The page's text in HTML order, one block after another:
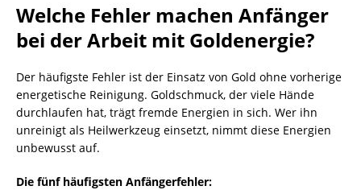
Welche Fehler machen Anfänger
bei der Arbeit mit Goldenergie?
Der häufigste Fehler ist der Einsatz von Gold ohne vorherige
energetische Reinigung. Goldschmuck, der viele Hände
durchlaufen hat, trägt fremde Energien in sich. Wer ihn
unreinigt als Heilwerkzeug einsetzt, nimmt diese Energien
unbewusst auf.
Die fünf häufigsten Anfängerfehler: